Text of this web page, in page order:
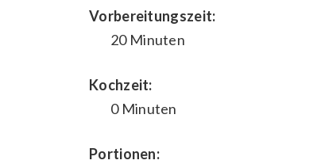
Vorbereitungszeit:
20 Minuten
Kochzeit:
0 Minuten
Portionen: